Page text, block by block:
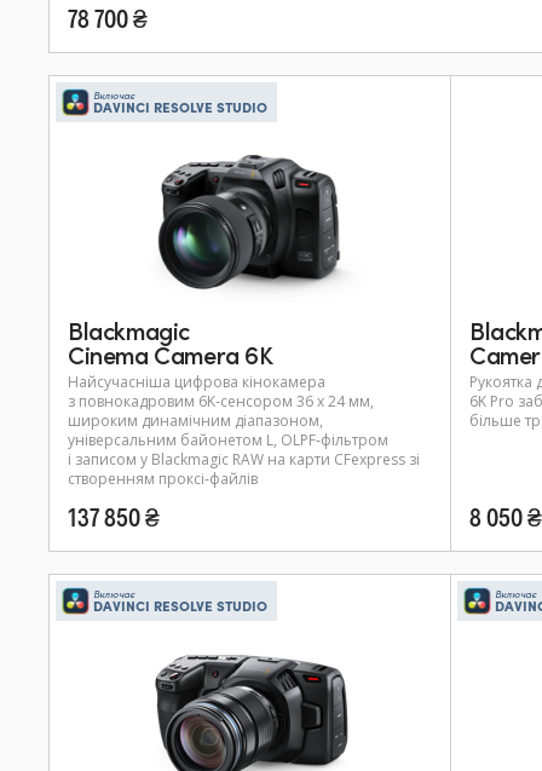
78 700 ₴
Включає
DAVINCI RESOLVE STUDIO
Blackmagic
Cinema Camera 6K
Найсучасніша цифрова кінокамера
з повнокадровим 6K‑сенсором 36 x 24 мм,
широким динамічним діапазоном,
універсальним байонетом L, OLPF‑фільтром
і записом у Blackmagic RAW на карти CFexpress зі
створенням проксі‑файлів
137 850 ₴
Рукоятка
6K Pro
більше
8 050 ₴
Включає
DAVINCI RESOLVE STUDIO
Включає